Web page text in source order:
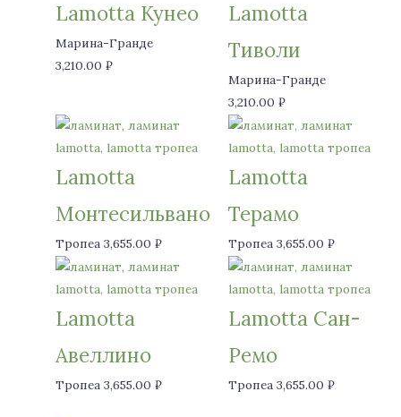
Lamotta Кунео
Марина-Гранде
3,210.00₽
Lamotta
Тиволи
Марина-Гранде
3,210.00 ₽
Lamotta
Монтесильвано
Тропеа3,655.00₽
Lamotta
Терамо
Тропеа 3,655.00 ₽
Lamotta
Авеллино
Тропеа3,655.00₽
Lamotta Сан-
Ремо
Тропеа 3,655.00 ₽